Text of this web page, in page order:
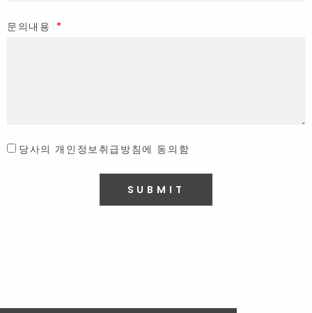
문의내용
당사의 개인정보취급방침에 동의함
SUBMIT